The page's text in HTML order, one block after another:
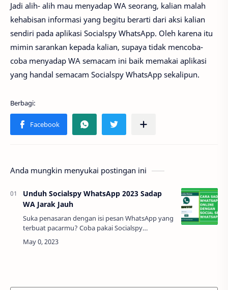
Jadi alih- alih mau menyadap WA seorang, kalian malah
kehabisan informasi yang begitu berarti dari aksi kalian
sendiri pada aplikasi Socialspy WhatsApp. Oleh karena itu
mimin sarankan kepada kalian, supaya tidak mencoba-
coba menyadap WA semacam ini baik memakai aplikasi
yang handal semacam Socialspy WhatsApp sekalipun.
Anda mungkin menyukai postingan ini
Unduh Socialspy WhatsApp 2023 Sadap
WA Jarak Jauh
Suka penasaran dengan isi pesan WhatsApp yang
terbuat pacarmu? Coba pakai Socialspy
WhatsApp yang dapat membaca seluruh isi
pesan WhatsApp dari seorang yang kalian curigai.